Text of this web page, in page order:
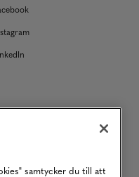
samtycker du till att